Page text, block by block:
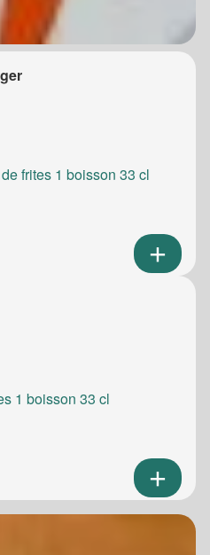
frites 1 boisson 33 cl
1 boisson 33 cl